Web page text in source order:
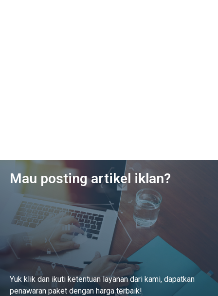
Mau posting artikel iklan?
Yuk klik dan ikuti ketentuan layanan dari kami, dapatkan
penawaran paket dengan harga terbaik!